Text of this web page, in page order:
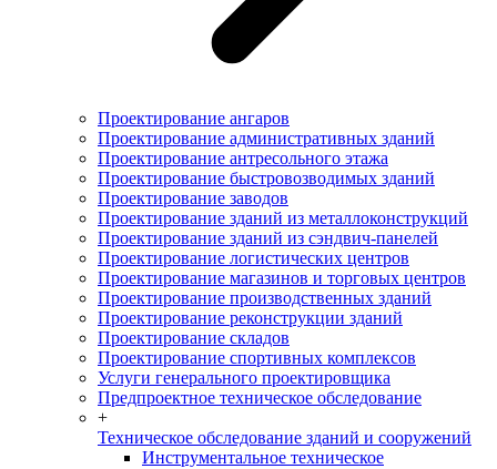
Проектирование ангаров
Проектирование административных зданий
Проектирование антресольного этажа
Проектирование быстровозводимых зданий
Проектирование заводов
Проектирование зданий из металлоконструкций
Проектирование зданий из сэндвич-панелей
Проектирование логистических центров
Проектирование магазинов и торговых центров
Проектирование производственных зданий
Проектирование реконструкции зданий
Проектирование складов
Проектирование спортивных комплексов
Услуги генерального проектировщика
Предпроектное техническое обследование
+
Техническое обследование зданий и сооружений
Инструментальное техническое